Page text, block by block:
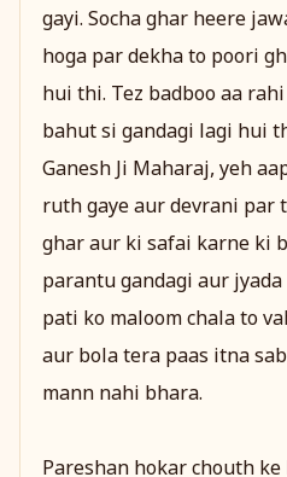
gayi. Socha ghar heere
hoga par dekha to poori
hui thi. Tez badboo aa
bahut si gandagi lagi hui
Ganesh Ji Maharaj, yeh
ruth gaye aur devrani par
ghar aur ki safai karne ki
parantu gandagi aur
pati ko maloom chala to
aur bola tera paas itna
mann nahi bhara.
Pareshan hokar chouth